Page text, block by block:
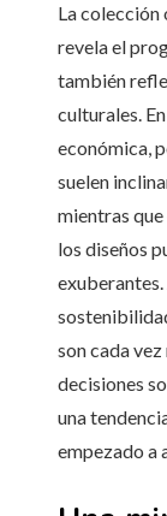
La
revela el
también
culturales.
económica,
suelen
mientras
los diseños
son cada vez
decisiones
una
empezado a